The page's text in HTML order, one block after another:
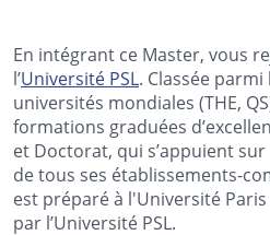
En intégrant ce Master, vous
l’Université PSL. Classée
universités mondiales (THE,
formations graduées
et Doctorat, qui s’appuient
de tous ses établissements-
est préparé à l'Université
par l’Université PSL.